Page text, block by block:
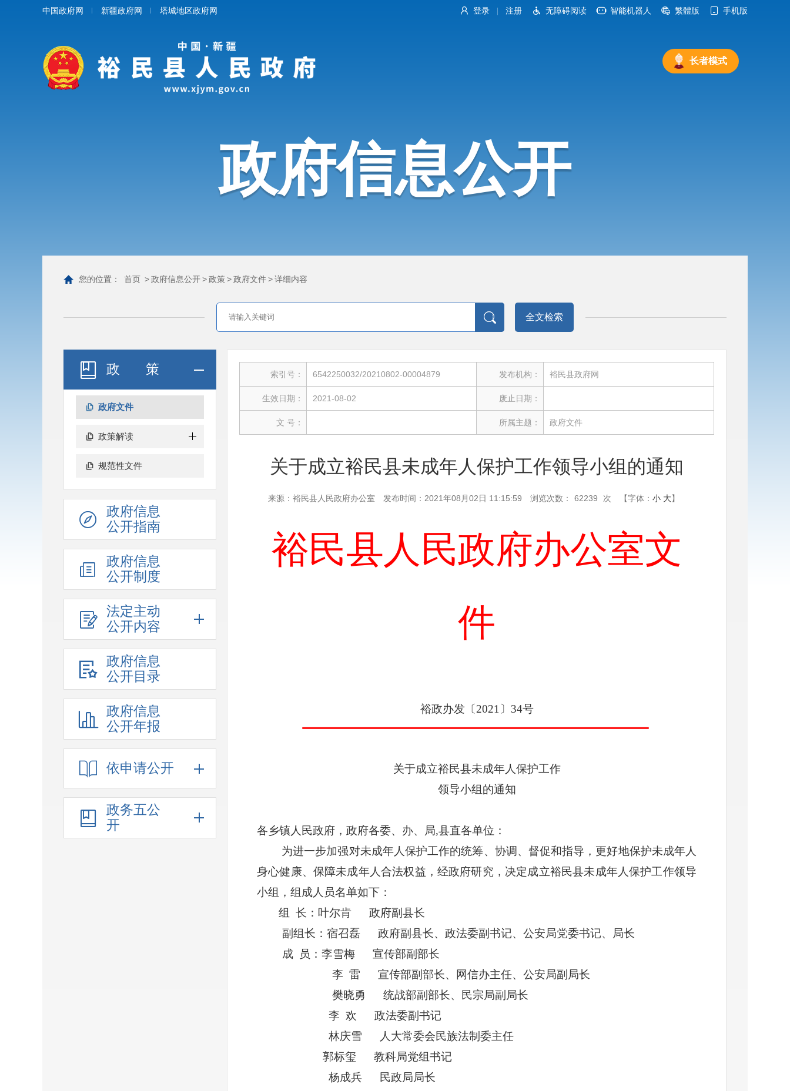
登录 注册 无障碍阅读 智能机器人 繁體版 手机版
中国政府网 新疆政府网 塔城地区政府网
长者模式
政府信息公开
您的位置： 首页 >政府信息公开>政策 >政府文件>详细内容
全文检索
政策
政府文件
政策解读
规范性文件
政府信息
公开指南
政府信息
公开制度
法定主动
公开内容
政府信息
公开目录
政府信息
公开年报
依申请公开
政务五公
开
索引号： 6542250032/20210802-00004879 发布机构： 裕民县政府网
生效日期： 2021-08-02 废止日期：
文 号： 所属主题： 政府文件
关于成立裕民县未成年人保护工作领导小组的通知
来源：裕民县人民政府办公室 发布时间：2021年08月02日 11:15:59 浏览次数： 62239 次 【字体： 小 大】
裕民县人民政府办公室文
件
裕政办发〔 2021 〕 34号
关于成立裕民县未成年人保护工作
领导小组的通知
各乡镇人民政府，政府各委、办、局,县直各单位：
为进一步加强对未成年人保护工作的统筹、协调、督促和指导，更好地保护未成年人
身心健康、保障未成年人合法权益，经政府研究，决定成立裕民县未成年人保护工作领导
小组，组成人员名单如下：
组
长： 叶尔肯
政府副县长
副组长： 宿召磊
政府副县长、政法委副书记、公安局党委书记、局长
成
员： 李雪梅
宣传部副部长
李 雷
宣传部副部长、网信办主任、公安局副局长
樊晓勇
统战部副部长、民宗局副局长
李 欢
政法委副书记
林庆雪
人大常委会民族法制委主任
郭标玺
教科局党组书记
杨成兵
民政局局长